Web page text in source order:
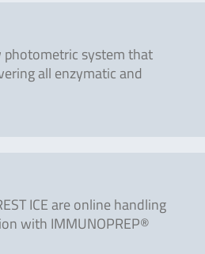
photometric system that
all enzymatic and
ICE are online handling
with IMMUNOPREP®